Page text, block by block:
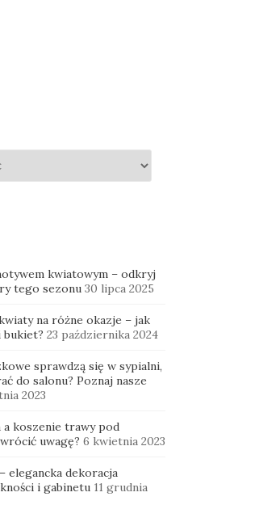
kwiatowym – odkryj
tego sezonu 30 lipca 2025
na różne okazje – jak
bukiet? 23 października 2024
sprawdzą się w sypialni,
do salonu? Poznaj nasze
2023
a koszenie trawy pod
uwagę? 6 kwietnia 2023
elegancka dekoracja
i gabinetu 11 grudnia